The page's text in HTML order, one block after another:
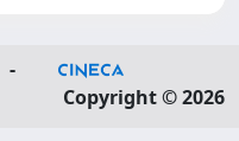
-
Copyright © 2026